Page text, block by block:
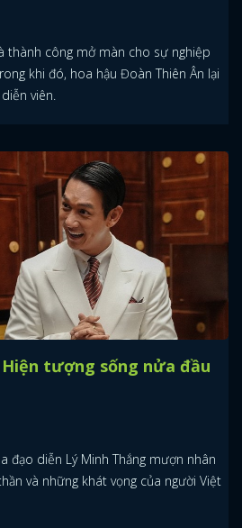
thành công mở màn cho sự nghiệp
khi đó, hoa hậu Đoàn Thiên Ân lại
viên.
tượng sống nửa đầu
đạo diễn Lý Minh Thắng mượn nhân
và những khát vọng của người Việt